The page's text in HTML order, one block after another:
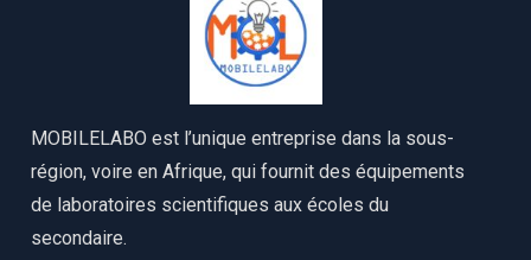
MOBILELABO est l’unique entreprise dans la sous-
région, voire en Afrique, qui fournit des équipements
de laboratoires scientifiques aux écoles du
secondaire.